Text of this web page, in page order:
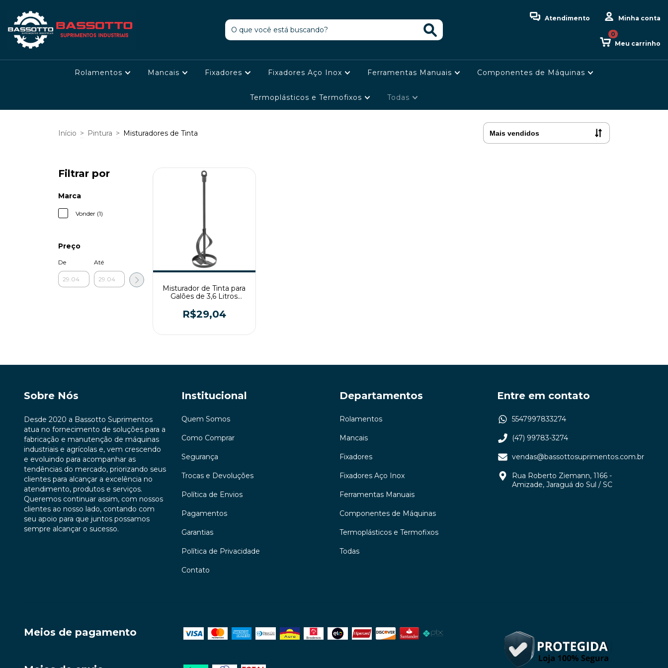
Atendimento Minha conta
Meu carrinho
0
Rolamentos Mancais Fixadores Fixadores Aço Inox Ferramentas Manuais Componentes de Máquinas
Termoplásticos e Termofixos Todas
Início > Pintura > Misturadores de Tinta
Filtrar por
Marca
Vonder (1)
Preço
De Até
Misturador de Tinta para
Galões de 3,6 Litros
R$29,04
Sobre Nós
Desde 2020 a Bassotto Suprimentos
atua no fornecimento de soluções para a
fabricação e manutenção de máquinas
industriais e agrícolas e, vem crescendo
e evoluindo para acompanhar as
tendências do mercado, priorizando seus
clientes para alcançar a excelência no
atendimento, produtos e serviços.
Queremos continuar assim, com nossos
clientes ao nosso lado, contando com
seu apoio para que juntos possamos
sempre alcançar o sucesso.
Institucional
Quem Somos
Como Comprar
Segurança
Trocas e Devoluções
Política de Envios
Pagamentos
Garantias
Política de Privacidade
Contato
Departamentos
Rolamentos
Mancais
Fixadores
Fixadores Aço Inox
Ferramentas Manuais
Componentes de Máquinas
Termoplásticos e Termofixos
Todas
Entre em contato
5547997833274
(47) 99783-3274
vendas@bassottosuprimentos.com.br
Rua Roberto Ziemann, 1166 -
Amizade, Jaraguá do Sul / SC
Meios de pagamento